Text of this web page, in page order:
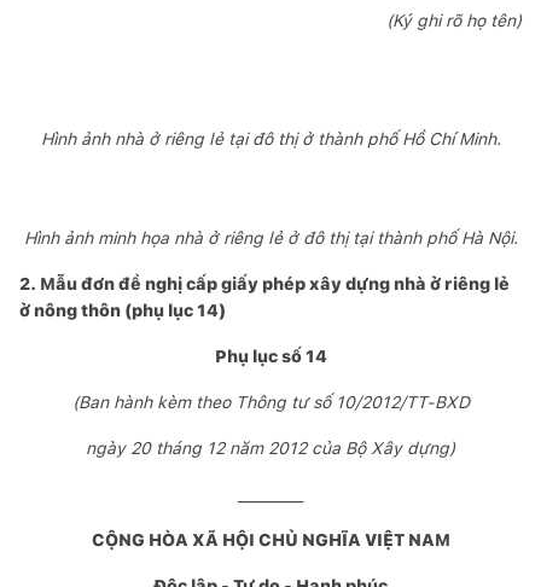
(Ký ghi rõ họ tên)
Hình ảnh nhà ở riêng lẻ tại đô thị ở thành phố Hồ Chí Minh.
Hình ảnh minh họa nhà ở riêng lẻ ở đô thị tại thành phố Hà Nội.
2. Mẫu đơn đề nghị cấp giấy phép xây dựng nhà ở riêng lẻ
ở nông thôn (phụ lục 14)
Phụ lục số 14
(Ban hành kèm theo Thông tư số 10/2012/TT-BXD
ngày 20 tháng 12 năm 2012 của Bộ Xây dựng)
CỘNG HÒA XÃ HỘI CHỦ NGHĨA VIỆT NAM